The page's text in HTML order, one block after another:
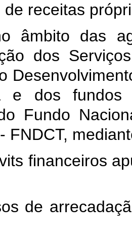
de receitas
âmbito das
dos
e dos fundos
Fundo
FNDCT,
financeiros
de